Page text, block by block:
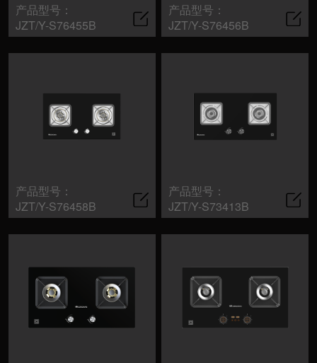
产品型号：
JZT/Y-S76455B
产品型号：
JZT/Y-S76456B
产品型号：
JZT/Y-S76458B
产品型号：
JZT/Y-S73413B